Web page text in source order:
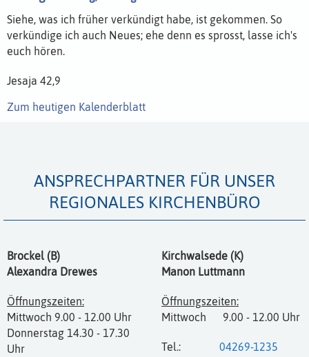
Siehe, was ich früher verkündigt habe, ist gekommen. So
verkündige ich auch Neues; ehe denn es sprosst, lasse ich's
euch hören.
Jesaja 42,9
Zum heutigen Kalenderblatt
Siehe, was ich früher verkündigt habe, ist gekommen. So
verkündige ich auch Neues; ehe denn es sprosst, lasse ich's
euch hören.
Jesaja 42,9
Zum heutigen Kalenderblatt
Siehe, was ich früher verkündigt habe, ist gekommen. So
verkündige ich auch Neues; ehe denn es sprosst, lasse ich's
euch hören.
Jesaja 42,9
Zum heutigen Kalenderblatt
Siehe, was ich früher verkündigt habe, ist gekommen. So
verkündige ich auch Neues; ehe denn es sprosst, lasse ich's
euch hören.
Jesaja 42,9
Zum heutigen Kalenderblatt
ANSPRECHPARTNER FÜR UNSER
REGIONALES KIRCHENBÜRO
Brockel (B)
Alexandra Drewes
Öffnungszeiten:
Mittwoch 9.00 - 12.00 Uhr
Donnerstag 14.30 - 17.30
Uhr
Kirchwalsede (K)
Manon Luttmann
Öffnungszeiten:
Mittwoch 9.00 - 12.00 Uhr
Tel.: 04269-1235